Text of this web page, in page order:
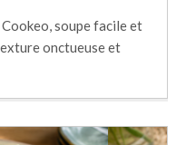
soupe facile et
onctueuse et